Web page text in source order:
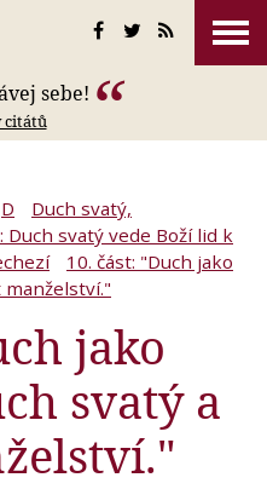
sebe!
citátů
D
Duch svatý,
Duch svatý vede Boží lid k
10. část: "Duch jako
manželství."
jako
svatý a